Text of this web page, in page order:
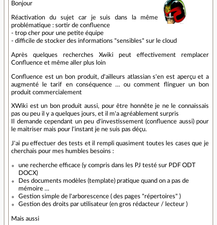
Bonjour
Réactivation du sujet car je suis dans la même
problématique : sortir de confluence
- trop cher pour une petite équipe
- difficile de stocker des informations "sensibles" sur le cloud
Après quelques recherches Xwiki peut effectivement remplacer
Confluence et même aller plus loin
Confluence est un bon produit, d'ailleurs atlassian s'en est aperçu et a
augmenté le tarif en conséquence … ou comment flinguer un bon
produit commercialement
XWiki est un bon produit aussi, pour être honnête je ne le connaissais
pas ou peu il y a quelques jours, et il m'a agréablement surpris
Il demande cependant un peu d'investissement (confluence aussi) pour
le maitriser mais pour l'instant je ne suis pas déçu.
J'ai pu effectuer des tests et il rempli quasiment toutes les cases que je
cherchais pour mes humbles besoins :
une recherche efficace (y compris dans les PJ testé sur PDF ODT
DOCX)
Des documents modèles (template) pratique quand on a pas de
mémoire …
Gestion simple de l'arborescence ( des pages "répertoires" )
Gestion des droits par utilisateur (en gros rédacteur / lecteur )
Mais aussi